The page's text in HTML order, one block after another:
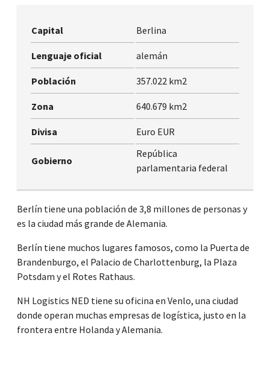
Capital Berlina
Lenguaje oficial alemán
Población 357.022 km2
Zona 640.679 km2
Divisa Euro EUR
Gobierno
República
parlamentaria federal
Berlín tiene una población de 3,8 millones de personas y
es la ciudad más grande de Alemania.
Berlín tiene muchos lugares famosos, como la Puerta de
Brandenburgo, el Palacio de Charlottenburg, la Plaza
Potsdam y el Rotes Rathaus.
NH Logistics NED tiene su oficina en Venlo, una ciudad
donde operan muchas empresas de logística, justo en la
frontera entre Holanda y Alemania.